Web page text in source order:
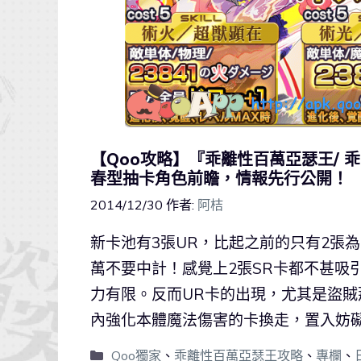
【Qoo攻略】『乖離性百萬亞瑟王/
春型抽卡角色前瞻，情報先行公開！
2014/12/30 作者: 阿桔
新卡池有3張UR，比起之前的只有2張
萬不要中計！感覺上2張SR卡都不甚吸
力有限。反而UR卡的出現，尤其是盜
內強化本體魔法傷害的卡換走，置入妨
Qoo獨家 、 乖離性百萬亞瑟王攻略、 專欄 、